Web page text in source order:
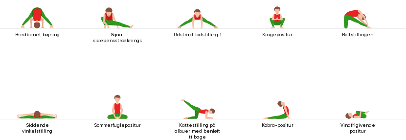
Bredbenet bøjning
Squat
sidebensstrækningsstilling
Udstrakt fodstilling 1 Kragepositur Boltstillingen
Siddende
vinkelstilling
Sommerfuglepositur
Kattestilling på
albuer med benløft
tilbage
Kobra-positur
Vindfrigivende
positur